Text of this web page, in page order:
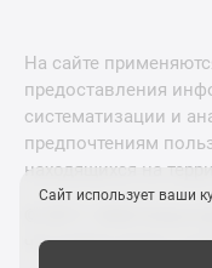
На сайте
предоставления
систематизации и
предпочтениям
находящихся на
что нужно знать о
Сайт использует ваши